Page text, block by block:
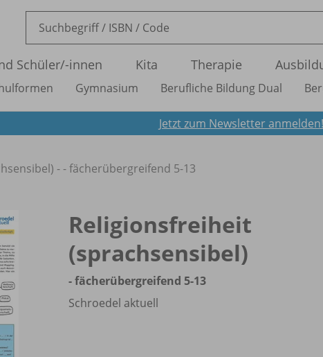
Schüler/-innen Kita Therapie
Gymnasium Berufliche Bildung Dual
Jetzt zum Newsletter anmelden!
- - fächerübergreifend 5-13
Religionsfreiheit
(sprachsensibel)
- fächerübergreifend 5-13
Schroedel aktuell